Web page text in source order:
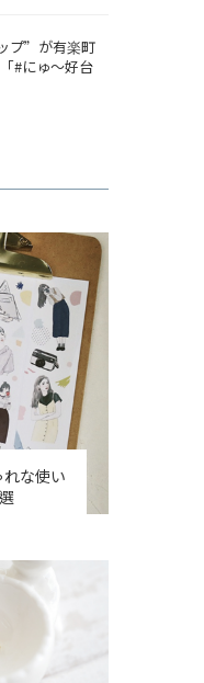
プ”が有楽町
#にゅ〜好台
な使い